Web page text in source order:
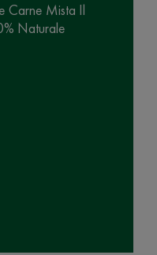
Carne Mista Il
Naturale